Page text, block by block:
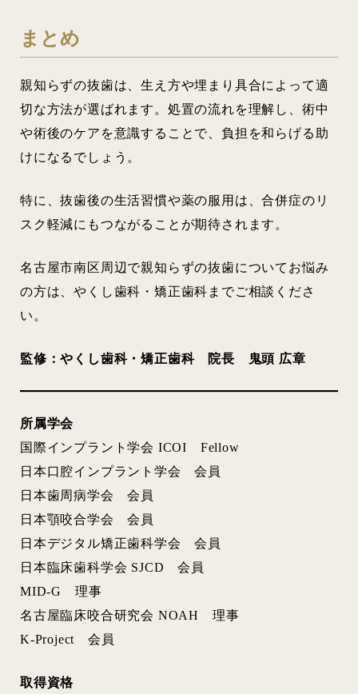
まとめ
親知らずの抜歯は、生え方や埋まり具合によって適
切な方法が選ばれます。処置の流れを理解し、術中
や術後のケアを意識することで、負担を和らげる助
けになるでしょう。
特に、抜歯後の生活習慣や薬の服用は、合併症のリ
スク軽減にもつながることが期待されます。
名古屋市南区周辺で親知らずの抜歯についてお悩み
の方は、やくし歯科・矯正歯科までご相談くださ
い。
監修：やくし歯科・矯正歯科 院長 鬼頭 広章
所属学会
国際インプラント学会 ICOI Fellow
日本口腔インプラント学会 会員
日本歯周病学会 会員
日本顎咬合学会 会員
日本デジタル矯正歯科学会 会員
日本臨床歯科学会 SJCD 会員
MID-G 理事
名古屋臨床咬合研究会 NOAH 理事
K-Project 会員
取得資格